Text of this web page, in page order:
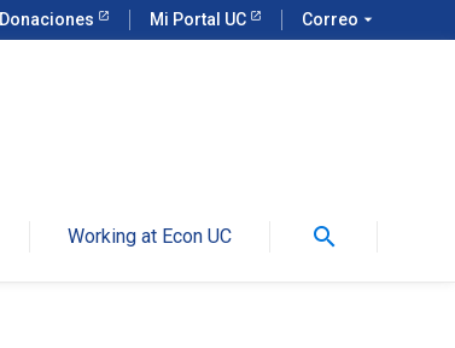
Donaciones Mi Portal UC Correo arrow_drop_down
Working at Econ UC search